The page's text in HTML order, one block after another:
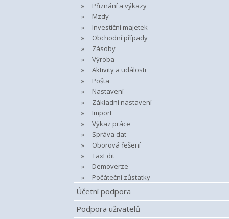
Přiznání a výkazy
Mzdy
Investiční majetek
Obchodní případy
Zásoby
Výroba
Aktivity a události
Pošta
Nastavení
Základní nastavení
Import
Výkaz práce
Správa dat
Oborová řešení
TaxEdit
Demoverze
Počáteční zůstatky
Účetní podpora
Podpora uživatelů